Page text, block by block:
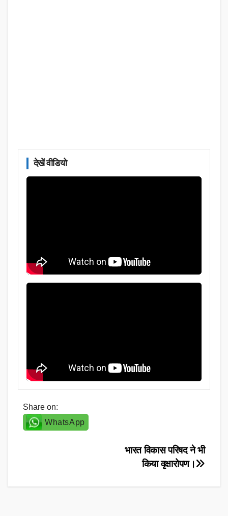
देखें वीडियो
Share on:
WhatsApp
भारत विकास परिषद ने भी
किया वृक्षारोपण।